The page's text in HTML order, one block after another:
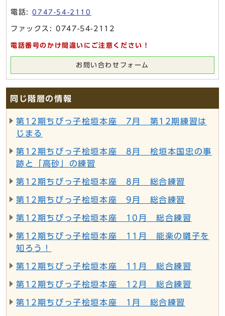
電話:0747-54-2110
ファックス: 0747-54-2112
電話番号のかけ間違いにご注意ください！
お問い合わせフォーム
同じ階層の情報
第12期ちびっ子桧垣本座 7月 第12期練習は
じまる
第12期ちびっ子桧垣本座 8月 桧垣本国忠の事
跡と「高砂」の練習
第12期ちびっ子桧垣本座 8月 総合練習
第12期ちびっ子桧垣本座 9月 総合練習
第12期ちびっ子桧垣本座 10月 総合練習
第12期ちびっ子桧垣本座 11月 能楽の囃子を
知ろう！
第12期ちびっ子桧垣本座 11月 総合練習
第12期ちびっ子桧垣本座 12月 総合練習
第12期ちびっ子桧垣本座 1月 総合練習